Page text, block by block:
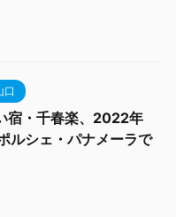
口
宿・千春楽、2022年
ルシェ・パナメーラで